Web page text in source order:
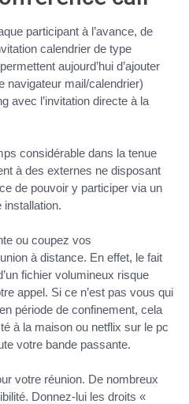
participant à l’avance, de
calendrier de type
aujourd’hui d’ajouter
navigateur mail/calendrier)
avec l’invitation directe à la
considérable dans la tenue
à des externes ne disposant
de pouvoir y participer via un
installation.
ou coupez vos
à distance. En effet, le fait
fichier volumineux risque
appel. Si ce n’est pas vous qui
période de confinement, cela
à la maison ou netflix sur le pc
votre bande passante.
votre réunion. De nombreux
Donnez-lui les droits «